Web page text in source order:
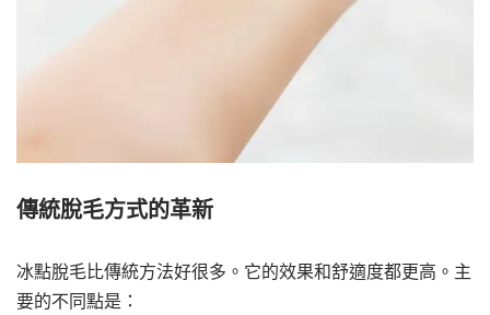
傳統脫毛方式的革新
冰點脫毛比傳統方法好很多。它的效果和舒適度都更高。主
要的不同點是：